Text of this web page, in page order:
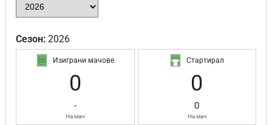
Сезон: 2026
Изиграни мачове
0
-
На мач
Стартирал
0
0
На мач